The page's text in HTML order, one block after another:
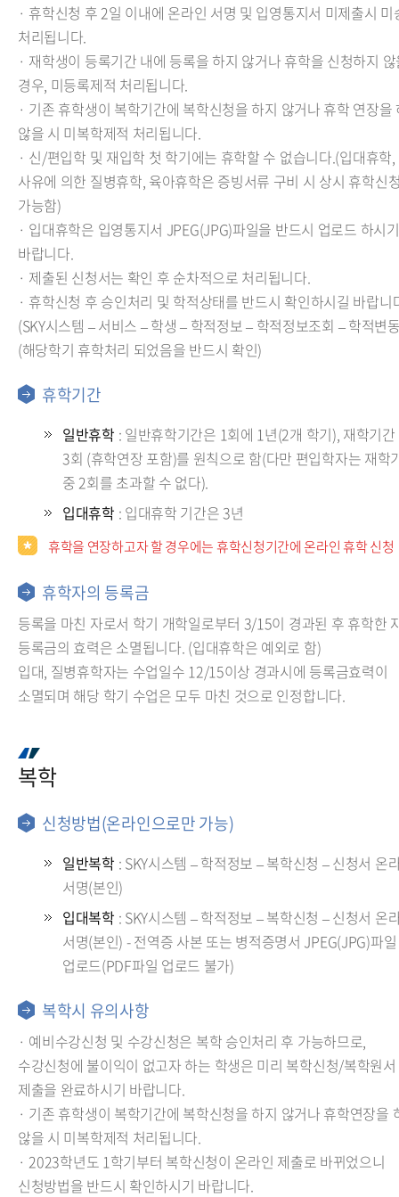
· 휴학신청 후 2일 이내에 온라인 서명 및 입영통지서 미제출시 미
처리됩니다.
· 재학생이 등록기간 내에 등록을 하지 않거나 휴학을 신청하지
경우, 미등록제적 처리됩니다.
· 기존 휴학생이 복학기간에 복학신청을 하지 않거나 휴학 연장을
않을 시 미복학제적 처리됩니다.
· 신/편입학 및 재입학 첫 학기에는 휴학할 수 없습니다.(입대휴학
사유에 의한 질병휴학, 육아휴학은 증빙서류 구비 시 상시 휴학신
가능함)
· 입대휴학은 입영통지서 JPEG(JPG)파일을 반드시 업로드 하시기
바랍니다.
· 제출된 신청서는 확인 후 순차적으로 처리됩니다.
· 휴학신청 후 승인처리 및 학적상태를 반드시 확인하시길 바랍니
(SKY시스템 – 서비스 – 학생 – 학적정보 – 학적정보조회 – 학적변
(해당학기 휴학처리 되었음을 반드시 확인)
휴학기간
일반휴학 : 일반휴학기간은 1회에 1년(2개 학기), 재학기간
3회 (휴학연장 포함)를 원칙으로 함(다만 편입학자는 재학
중 2회를 초과할 수 없다).
입대휴학 : 입대휴학 기간은 3년
휴학을 연장하고자 할 경우에는 휴학신청기간에 온라인 휴학 신청
휴학자의 등록금
등록을 마친 자로서 학기 개학일로부터 3/15이 경과된 후 휴학한
등록금의 효력은 소멸됩니다. (입대휴학은 예외로 함)
입대, 질병휴학자는 수업일수 12/15이상 경과시에 등록금효력이
소멸되며 해당 학기 수업은 모두 마친 것으로 인정합니다.
복학
신청방법(온라인으로만 가능)
일반복학 : SKY시스템 – 학적정보 – 복학신청 – 신청서 온
서명(본인)
입대복학 : SKY시스템 – 학적정보 – 복학신청 – 신청서 온
서명(본인) - 전역증 사본 또는 병적증명서 JPEG(JPG)파일
업로드(PDF파일 업로드 불가)
복학시 유의사항
· 예비수강신청 및 수강신청은 복학 승인처리 후 가능하므로,
수강신청에 불이익이 없고자 하는 학생은 미리 복학신청/복학원서
제출을 완료하시기 바랍니다.
· 기존 휴학생이 복학기간에 복학신청을 하지 않거나 휴학연장을
않을 시 미복학제적 처리됩니다.
· 2023학년도 1학기부터 복학신청이 온라인 제출로 바뀌었으니
신청방법을 반드시 확인하시기 바랍니다.